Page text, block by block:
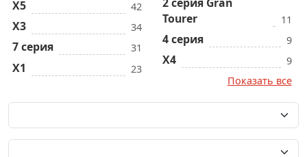
X5 42
X3 34
7 серия 31
X1 23
Tourer
11
4 серия 9
X4
9
Показать все